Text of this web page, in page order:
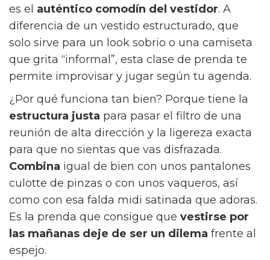
es el auténtico comodín del vestidor. A
diferencia de un vestido estructurado, que
solo sirve para un look sobrio o una camiseta
que grita “informal”, esta clase de prenda te
permite improvisar y jugar según tu agenda.
¿Por qué funciona tan bien? Porque tiene la
estructura justa para pasar el filtro de una
reunión de alta dirección y la ligereza exacta
para que no sientas que vas disfrazada.
Combina igual de bien con unos pantalones
culotte de pinzas o con unos vaqueros, así
como con esa falda midi satinada que adoras.
Es la prenda que consigue que vestirse por
las mañanas deje de ser un dilema frente al
espejo.